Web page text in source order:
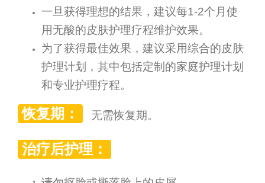
一旦获得理想的结果，建议每1-2个月使
用无酸的皮肤护理疗程维护效果。
为了获得最佳效果，建议采用综合的皮肤
护理计划，其中包括定制的家庭护理计划
和专业护理疗程。
恢复期： 无需恢复期。
治疗后护理：